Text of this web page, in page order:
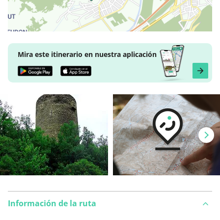
Mira este itinerario en nuestra aplicación
Información de la ruta